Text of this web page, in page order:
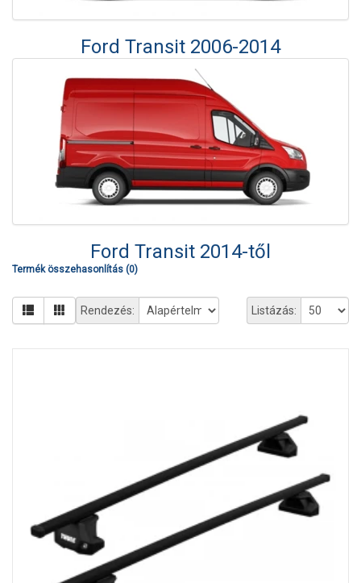
Ford Transit 2006-2014
Ford Transit 2014-től
Termék összehasonlítás (0)
Listázás:
Rendezés: